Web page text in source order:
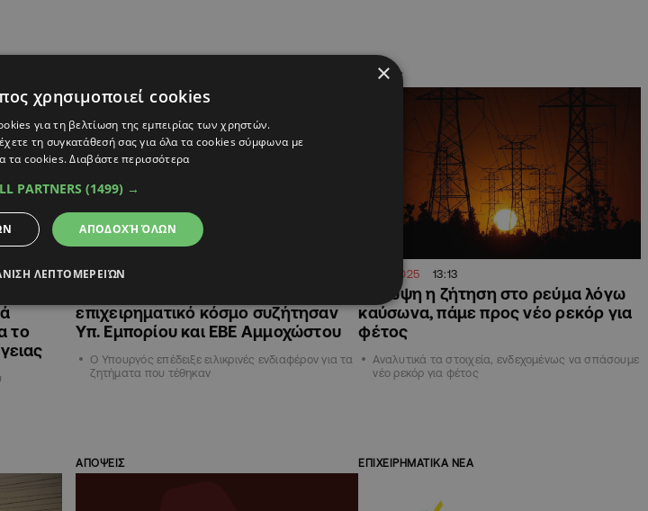
το
12.07.2025
επιχειρηματικό κόσμο συζήτησαν
Υπ. Εμπορίου και ΕΒΕ Αμμοχώστου
Ο Υπουργός επέδειξε ειλικρινές ενδιαφέρον για τα
ζητήματα που τέθηκαν
ΚΥΠΡΟΣ
07.07.2025 13:13
Στα ύψη η ζήτηση στο ρεύμα λόγω
καύσωνα, πάμε προς νέο ρεκόρ για
φέτος
Αναλυτικά τα στοιχεία, ενδεχομένως να σπάσουμε
νέο ρεκόρ για φέτος
ΑΠΟΨΕΙΣ ΕΠΙΧΕΙΡΗΜΑΤΙΚΑ ΝΕΑ
×
χρησιμοποιεί cookies
για τη βελτίωση της εμπειρίας των χρηστών.
τη συγκατάθεσή σας για όλα τα cookies σύμφωνα με
τα cookies.Διαβάστε περισσότερα
PARTNERS (1499) →
ΑΠΟΔΟΧΉ ΌΛΩΝ
ΛΕΠΤΟΜΕΡΕΙΏΝ